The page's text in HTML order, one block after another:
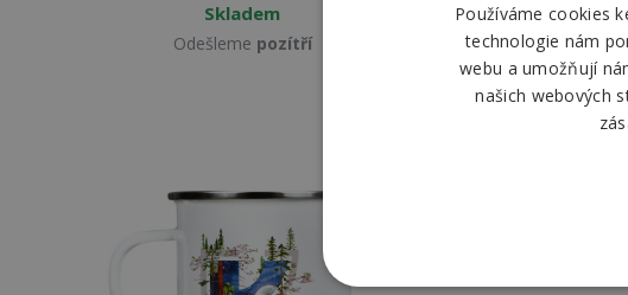
Skladem
Odešleme pozítří Odešleme
Používáme cookies
technologie nám
webu a umožňují
našich webových